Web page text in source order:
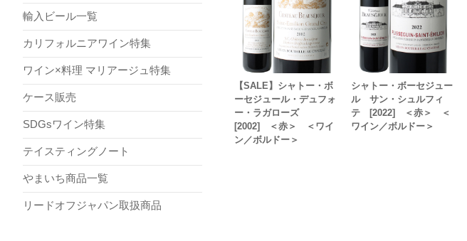
【SALE】シャトー・ボ
ーセジュール・デュフォ
ー・ラガローズ
[2002] ＜赤＞ ＜ワイ
ン／ボルドー＞
シャトー・ボーセジュー
ル サン・シュルフィ
テ [2022] ＜赤＞ ＜
ワイン／ボルドー＞
輸入ビール一覧
カリフォルニアワイン特集
ワイン×料理 マリアージュ特集
ケース販売
SDGsワイン特集
テイスティングノート
やまいち商品一覧
リードオフジャパン取扱商品